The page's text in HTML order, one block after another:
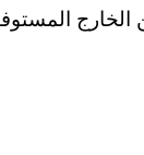
الخارج